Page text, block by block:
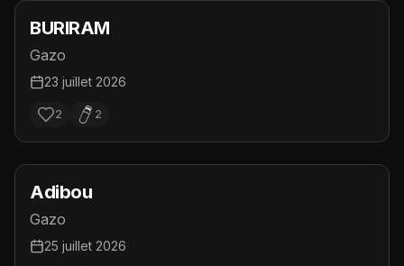
BURIRAM
Gazo
23 juillet 2026
2 2
Adibou
Gazo
25 juillet 2026